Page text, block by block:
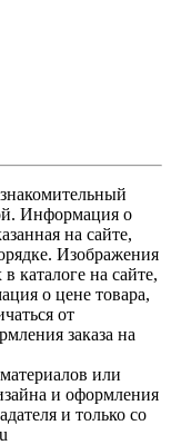
Информация о
на сайте,
Изображения
каталоге на сайте,
о цене товара,
от
заказа на
или
и оформления
и только со